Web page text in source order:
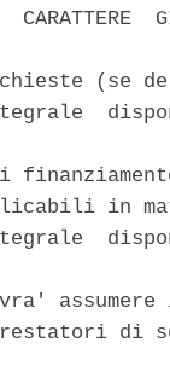
CARATTERE
(se
in
assumere
di